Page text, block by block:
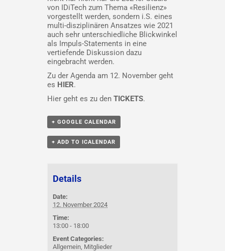
von IDiTech zum Thema «Resilienz»
vorgestellt werden, sondern i.S. eines
multi-disziplinären Ansatzes wie 2021
auch sehr unterschiedliche Blickwinkel
als Impuls-Statements in eine
vertiefende Diskussion dazu
eingebracht werden.
Zu der Agenda am 12. November geht
es HIER.
Hier geht es zu den TICKETS.
+ GOOGLE CALENDAR
+ ADD TO ICALENDAR
Details
Date:
12. November 2024
Time:
13:00 - 18:00
Event Categories:
Allgemein Mitglieder